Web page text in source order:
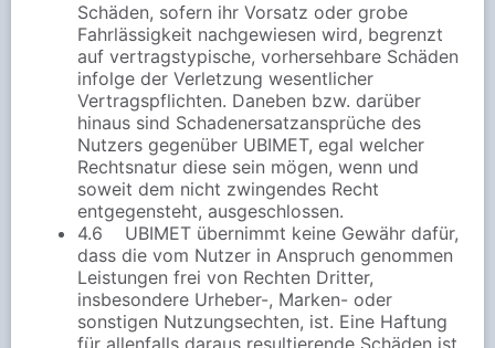
Schäden, sofern ihr Vorsatz oder grobe
Fahrlässigkeit nachgewiesen wird, begrenzt
auf vertragstypische, vorhersehbare Schäden
infolge der Verletzung wesentlicher
Vertragspflichten. Daneben bzw. darüber
hinaus sind Schadenersatzansprüche des
Nutzers gegenüber UBIMET, egal welcher
Rechtsnatur diese sein mögen, wenn und
soweit dem nicht zwingendes Recht
entgegensteht, ausgeschlossen.
4.6 UBIMET übernimmt keine Gewähr dafür,
dass die vom Nutzer in Anspruch genommen
Leistungen frei von Rechten Dritter,
insbesondere Urheber-, Marken- oder
sonstigen Nutzungsechten, ist. Eine Haftung
für allenfalls daraus resultierende Schäden ist